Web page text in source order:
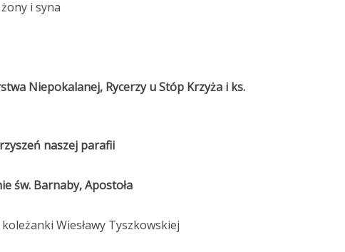
i syna
Niepokalanej, Rycerzy u Stóp Krzyża i ks.
naszej parafii
św. Barnaby, Apostoła
Wiesławy Tyszkowskiej